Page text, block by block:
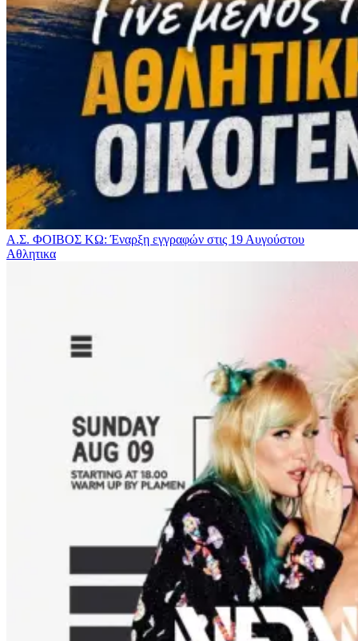
Α.Σ. ΦΟΙΒΟΣ ΚΩ: Έναρξη εγγραφών στις 19 Αυγούστου
Αθλητικα